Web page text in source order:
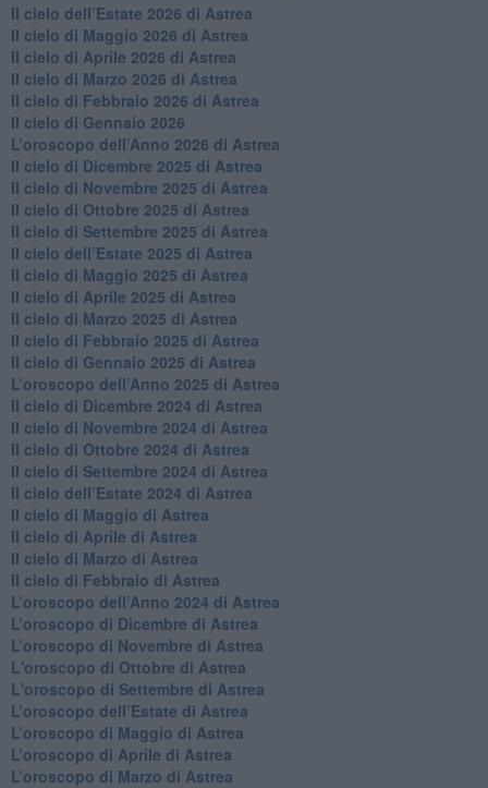
​Il cielo dell’Estate 2026 di Astrea
​Il cielo di Maggio 2026 di Astrea
​Il cielo di Aprile 2026 di Astrea
​Il cielo di Marzo 2026 di Astrea
​Il cielo di Febbraio 2026 di Astrea
Il cielo di Gennaio 2026
​L’oroscopo dell’Anno 2026 di Astrea
​Il cielo di Dicembre 2025 di Astrea
​Il cielo di Novembre 2025 di Astrea
​Il cielo di Ottobre 2025 di Astrea
Il cielo di Settembre 2025 di Astrea
Il cielo dell’Estate 2025 di Astrea
​Il cielo di Maggio 2025 di Astrea
​Il cielo di Aprile 2025 di Astrea
Il cielo di Marzo 2025 di Astrea
​Il cielo di Febbraio 2025 di Astrea
Il cielo di Gennaio 2025 di Astrea
​L’oroscopo dell’Anno 2025 di Astrea
​Il cielo di Dicembre 2024 di Astrea
Il cielo di Novembre 2024 di Astrea
​Il cielo di Ottobre 2024 di Astrea
​Il cielo di Settembre 2024 di Astrea
Il cielo dell’Estate 2024 di Astrea
Il cielo di Maggio di Astrea
Il cielo di Aprile di Astrea
​Il cielo di Marzo di Astrea
​Il cielo di Febbraio di Astrea
​L’oroscopo dell’Anno 2024 di Astrea
​L’oroscopo di Dicembre di Astrea
​L’oroscopo di Novembre di Astrea
L'oroscopo di Ottobre di Astrea
L'oroscopo di Settembre di Astrea
L’oroscopo dell’Estate di Astrea
​L’oroscopo di Maggio di Astrea
​L’oroscopo di Aprile di Astrea
L’oroscopo di Marzo di Astrea